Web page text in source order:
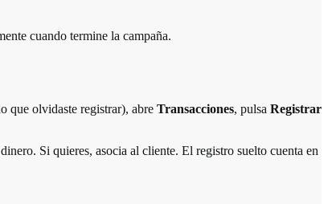
cuando termine la campaña.
que olvidaste registrar), abre Transacciones, pulsa Registrar
Si quieres, asocia al cliente. El registro suelto cuenta en